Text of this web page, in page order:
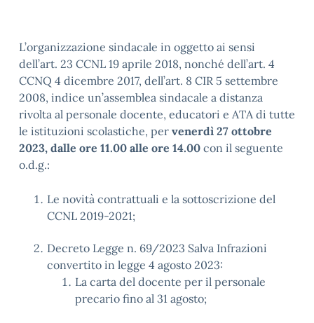
L’organizzazione sindacale in oggetto ai sensi
dell’art. 23 CCNL 19 aprile 2018, nonché dell’art. 4
CCNQ 4 dicembre 2017, dell’art. 8 CIR 5 settembre
2008, indice un’assemblea sindacale a distanza
rivolta al personale docente, educatori e ATA di tutte
le istituzioni scolastiche, per venerdì 27 ottobre
2023, dalle ore 11.00 alle ore 14.00 con il seguente
o.d.g.:
Le novità contrattuali e la sottoscrizione del
CCNL 2019-2021;
Decreto Legge n. 69/2023 Salva Infrazioni
convertito in legge 4 agosto 2023:
La carta del docente per il personale
precario fino al 31 agosto;